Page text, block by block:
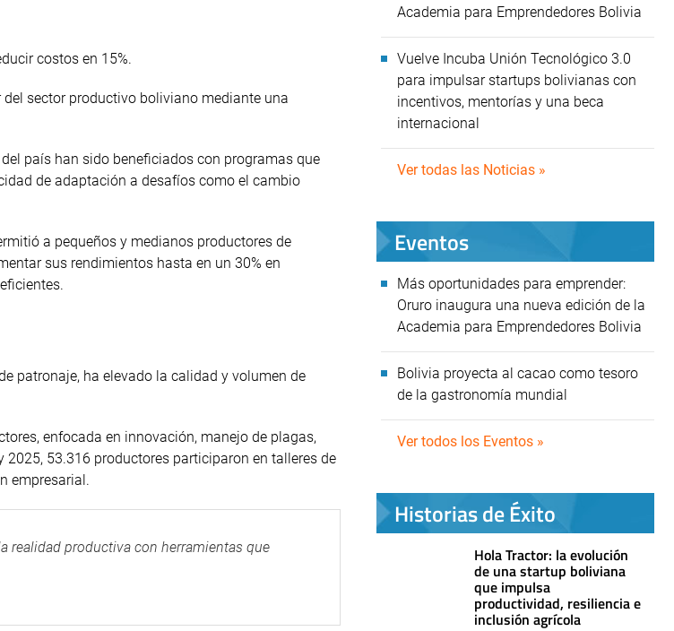
costos en 15%.
sector productivo boliviano mediante una
país han sido beneficiados con programas que
de adaptación a desafíos como el cambio
a pequeños y medianos productores de
sus rendimientos hasta en un 30% en
patronaje, ha elevado la calidad y volumen de
enfocada en innovación, manejo de plagas,
53.316 productores participaron en talleres de
empresarial.
realidad productiva con herramientas que
Academia para Emprendedores Bolivia
Vuelve Incuba Unión Tecnológico 3.0
para impulsar startups bolivianas con
incentivos, mentorías y una beca
internacional
Ver todas las Noticias »
Eventos
Más oportunidades para emprender:
Oruro inaugura una nueva edición de la
Academia para Emprendedores Bolivia
Bolivia proyecta al cacao como tesoro
de la gastronomía mundial
Ver todos los Eventos »
Historias de Éxito
Hola Tractor: la evolución
de una startup boliviana
que impulsa
productividad, resiliencia e
inclusión agrícola